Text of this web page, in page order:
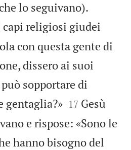
lo seguivano).
capi religiosi giudei
con questa gente di
dissero ai suoi
sopportare di
gentaglia?»
17 Gesù
e rispose: «Sono le
hanno bisogno del